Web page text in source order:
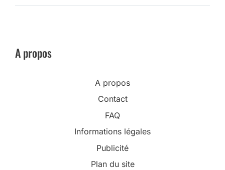
A propos
A propos
Contact
FAQ
Informations légales
Publicité
Plan du site